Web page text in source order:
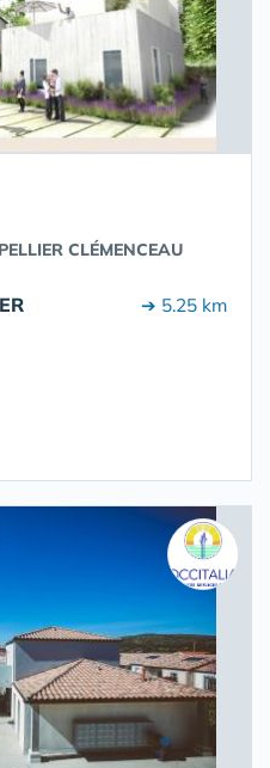
CLÉMENCEAU
➔ 5.25 km